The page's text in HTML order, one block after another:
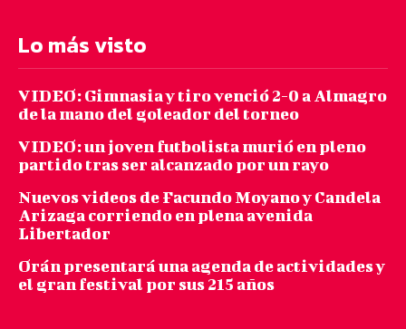
Lo más visto
VIDEO: Gimnasia y tiro venció 2-0 a Almagro
de la mano del goleador del torneo
VIDEO: un joven futbolista murió en pleno
partido tras ser alcanzado por un rayo
Nuevos videos de Facundo Moyano y Candela
Arizaga corriendo en plena avenida
Libertador
Orán presentará una agenda de actividades y
el gran festival por sus 215 años